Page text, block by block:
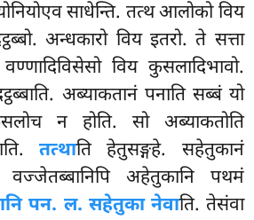
साधेन्ति. तत्थ आलोको विय
अन्धकारो विय इतरो. ते सत्ता
विय कुसलादिभावो.
अब्याकतानं पनाति सब्बं यो
न होति. सो अब्याकतोति
तत्थाति हेतुसङ्गहे. सहेतुकानं
अहेतुकानि पथमं
पन. ल. सहेतुका नेवाति. तेसंवा